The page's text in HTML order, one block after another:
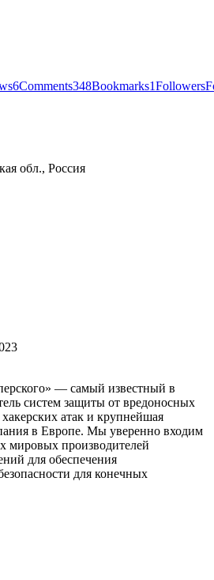
6Comments348Bookmarks1Followers
обл., Россия
— самый известный в
систем защиты от вредоносных
атак и крупнейшая
в Европе. Мы уверенно входим
мировых производителей
для обеспечения
для конечных